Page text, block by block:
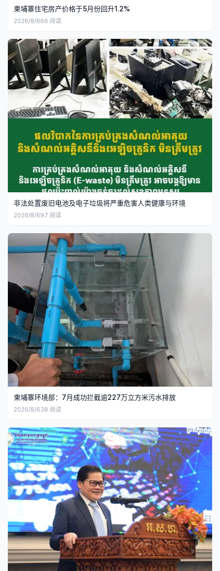
柬埔寨住宅房产价格于5月份回升1.2%
2026/8/666 阅读
非法处置废旧电池及电子垃圾将严重危害人类健康与环境
2026/8/697 阅读
柬埔寨环境部：7月成功拦截逾227万立方米污水排放
2026/8/638 阅读